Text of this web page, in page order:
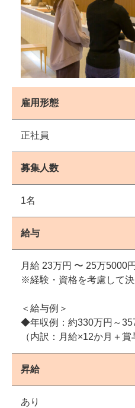
雇用形態
正社員
募集人数
1名
給与
月給 23万円 〜 25万5000円
※経験・資格を考慮して決
＜給与例＞
◆年収例：約330万円～
（内訳：月給×12か月＋賞
昇給
あり